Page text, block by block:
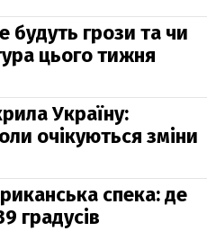
будуть грози та чи
цього тижня
Україну:
очікуються зміни
спека: де
градусів